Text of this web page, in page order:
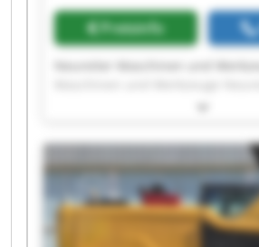
Preisinfo
Neureiter Maschinen und
Maschinen und Werkzeuge
Maschinen und Werkzeuge
Maschinen und Werkzeuge
Maschinen und Werkzeuge
Maschinen und Werkzeuge
Maschinen und Werkzeuge
Maschinen und Werkzeuge